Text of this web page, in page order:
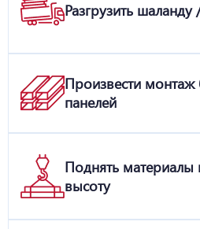
Разгрузить
Произвести монтаж
панелей
Поднять
высоту